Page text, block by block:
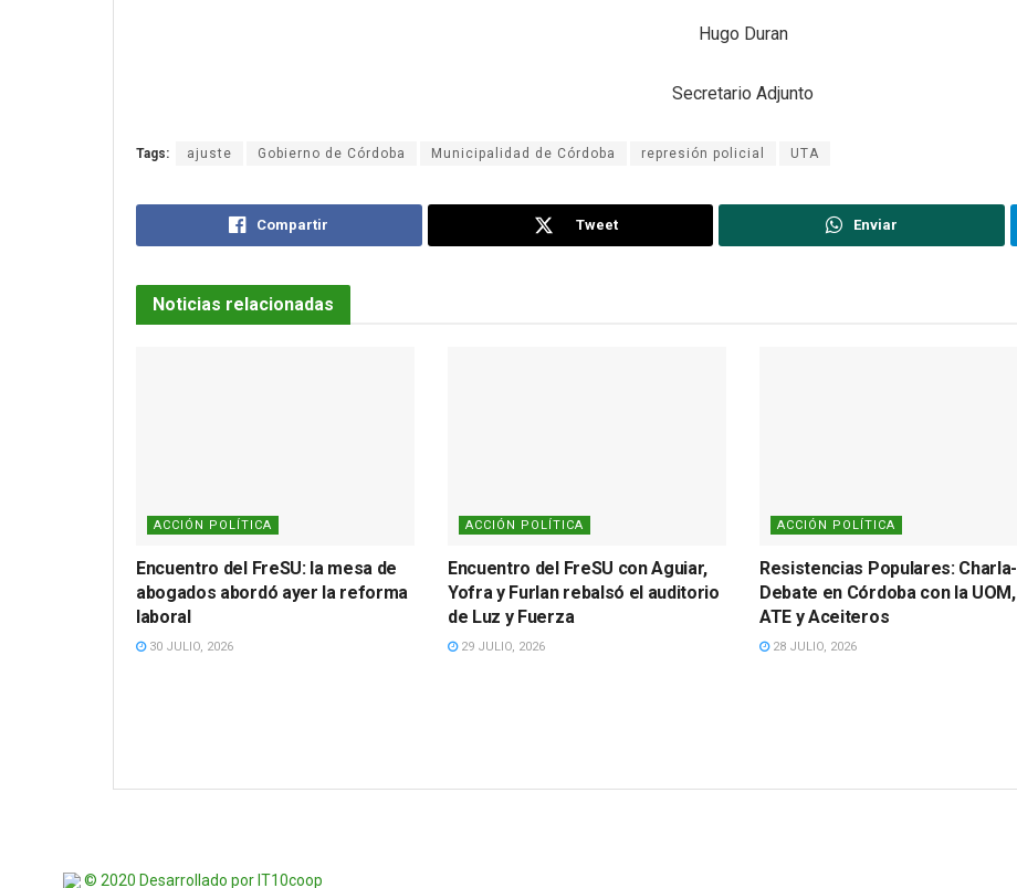
Hugo Duran
Secretario Adjunto
Tags: ajuste Gobierno de Córdoba Municipalidad de Córdoba represión policial UTA
Compartir Tweet Enviar
Noticias relacionadas
ACCIÓN POLÍTICA
Encuentro del FreSU: la mesa de
abogados abordó ayer la reforma
laboral
30 JULIO, 2026
ACCIÓN POLÍTICA
Encuentro del FreSU con Aguiar,
Yofra y Furlan rebalsó el auditorio
de Luz y Fuerza
29 JULIO, 2026
ACCIÓN POLÍTICA
Resistencias Populares: Charla-
Debate en Córdoba con la UOM,
ATE y Aceiteros
28 JULIO, 2026
© 2020 Desarrollado por IT10coop